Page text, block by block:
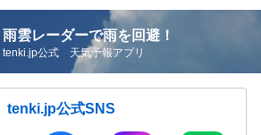
雨雲レーダーで雨を回避！
tenki.jp公式 天気予報アプリ
tenki.jp公式SNS